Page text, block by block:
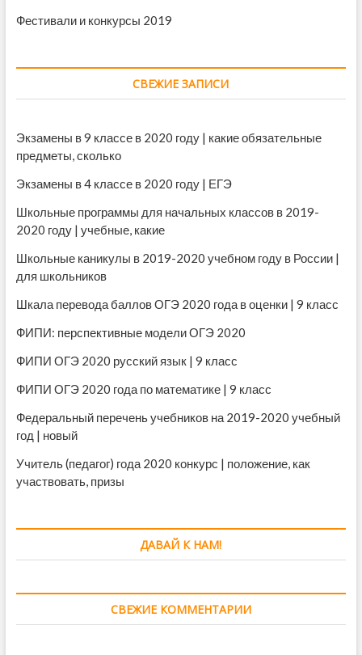
Фестивали и конкурсы 2019
СВЕЖИЕ ЗАПИСИ
Экзамены в 9 классе в 2020 году | какие обязательные
предметы, сколько
Экзамены в 4 классе в 2020 году | ЕГЭ
Школьные программы для начальных классов в 2019-
2020 году | учебные, какие
Школьные каникулы в 2019-2020 учебном году в России |
для школьников
Шкала перевода баллов ОГЭ 2020 года в оценки | 9 класс
ФИПИ: перспективные модели ОГЭ 2020
ФИПИ ОГЭ 2020 русский язык | 9 класс
ФИПИ ОГЭ 2020 года по математике | 9 класс
Федеральный перечень учебников на 2019-2020 учебный
год | новый
Учитель (педагог) года 2020 конкурс | положение, как
участвовать, призы
ДАВАЙ К НАМ!
СВЕЖИЕ КОММЕНТАРИИ